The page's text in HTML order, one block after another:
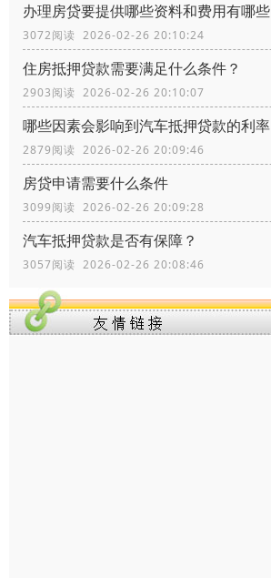
办理房贷要提供哪些资料和费用有哪些
3072阅读 2026-02-26 20:10:24
住房抵押贷款需要满足什么条件？
2903阅读 2026-02-26 20:10:07
哪些因素会影响到汽车抵押贷款的利率
2879阅读 2026-02-26 20:09:46
房贷申请需要什么条件
3099阅读 2026-02-26 20:09:28
汽车抵押贷款是否有保障？
3057阅读 2026-02-26 20:08:46